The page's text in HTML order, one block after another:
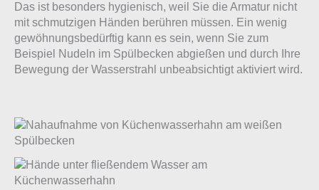
Das ist besonders hygienisch, weil Sie die Armatur nicht
mit schmutzigen Händen berühren müssen. Ein wenig
gewöhnungsbedürftig kann es sein, wenn Sie zum
Beispiel Nudeln im Spülbecken abgießen und durch Ihre
Bewegung der Wasserstrahl unbeabsichtigt aktiviert wird.